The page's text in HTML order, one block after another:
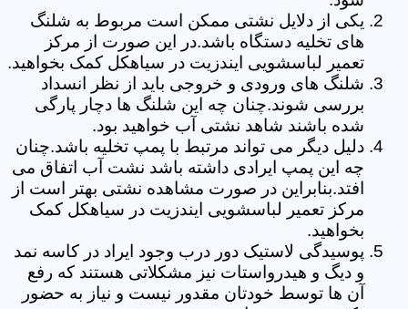
یکی از دلایل نشتی ممکن است مربوط به شلنگ
های تخلیه دستگاه باشد.در این صورت از مرکز
تعمیر لباسشویی ایندزیت در سیاهکل کمک بخواهید.
شلنگ های ورودی و خروجی باید از نظر انسداد
بررسی شوند.چنان چه این شلنگ ها دچار پارگی
شده باشند شاهد نشتی آب خواهید بود.
دلیل دیگر می تواند مرتبط با پمپ تخلیه باشد.چنان
چه این پمپ ایرادی داشته باشد نشت آب اتفاق می
افتد.بنابراین در صورت مشاهده نشتی بهتر است از
مرکز تعمیر لباسشویی ایندزیت در سیاهکل کمک
بخواهید.
پوسیدگی لاستیک دور درب وجود ایراد در کاسه نمد
و دیگ و هیدرواستات نیز مشکلاتی هستند که رفع
آن ها توسط خودتان مقدور نیست و نیاز به حضور